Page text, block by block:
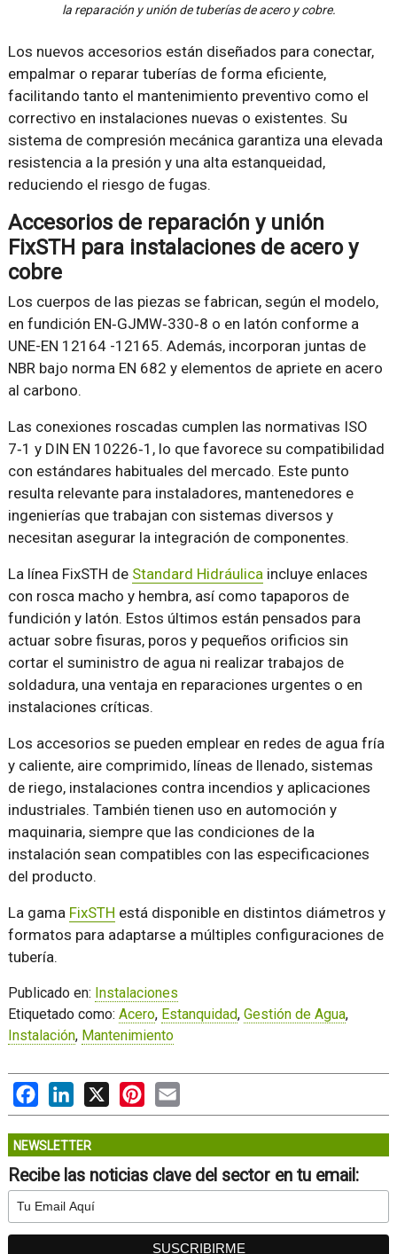
la reparación y unión de tuberías de acero y cobre.
Los nuevos accesorios están diseñados para conectar,
empalmar o reparar tuberías de forma eficiente,
facilitando tanto el mantenimiento preventivo como el
correctivo en instalaciones nuevas o existentes. Su
sistema de compresión mecánica garantiza una elevada
resistencia a la presión y una alta estanqueidad,
reduciendo el riesgo de fugas.
Accesorios de reparación y unión
FixSTH para instalaciones de acero y
cobre
Los cuerpos de las piezas se fabrican, según el modelo,
en fundición EN‑GJMW‑330‑8 o en latón conforme a
UNE-EN 12164 -12165. Además, incorporan juntas de
NBR bajo norma EN 682 y elementos de apriete en acero
al carbono.
Las conexiones roscadas cumplen las normativas ISO
7‑1 y DIN EN 10226‑1, lo que favorece su compatibilidad
con estándares habituales del mercado. Este punto
resulta relevante para instaladores, mantenedores e
ingenierías que trabajan con sistemas diversos y
necesitan asegurar la integración de componentes.
La línea FixSTH de Standard Hidráulica incluye enlaces
con rosca macho y hembra, así como tapaporos de
fundición y latón. Estos últimos están pensados para
actuar sobre fisuras, poros y pequeños orificios sin
cortar el suministro de agua ni realizar trabajos de
soldadura, una ventaja en reparaciones urgentes o en
instalaciones críticas.
Los accesorios se pueden emplear en redes de agua fría
y caliente, aire comprimido, líneas de llenado, sistemas
de riego, instalaciones contra incendios y aplicaciones
industriales. También tienen uso en automoción y
maquinaria, siempre que las condiciones de la
instalación sean compatibles con las especificaciones
del producto.
La gama FixSTH está disponible en distintos diámetros y
formatos para adaptarse a múltiples configuraciones de
tubería.
Publicado en: Instalaciones
Etiquetado como: Acero, Estanquidad, Gestión de Agua,
Instalación, Mantenimiento
FacebookLinkedIn
X PinterestEmail
NEWSLETTER
Recibe las noticias clave del sector en tu email: